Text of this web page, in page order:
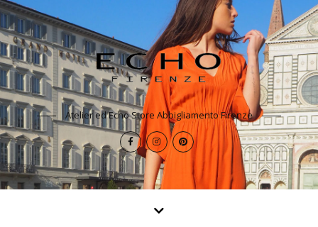
Atelier ed Echo Store Abbigliamento Firenze